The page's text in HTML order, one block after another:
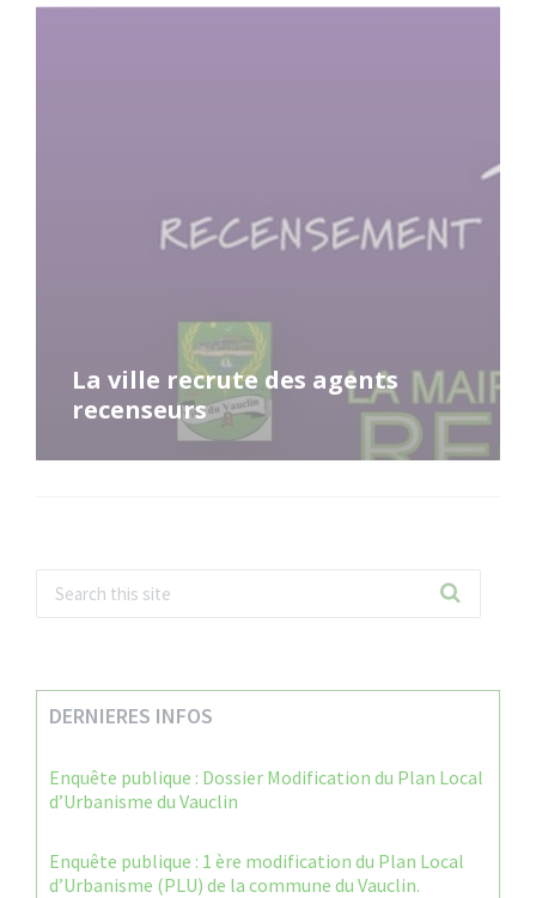
La ville recrute des agents
recenseurs
DERNIERES INFOS
Enquête publique : Dossier Modification du Plan Local
d’Urbanisme du Vauclin
Enquête publique : 1 ère modification du Plan Local
d’Urbanisme (PLU) de la commune du Vauclin.